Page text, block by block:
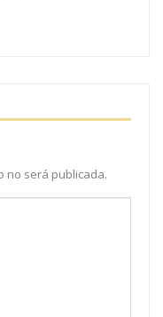
no será publicada.